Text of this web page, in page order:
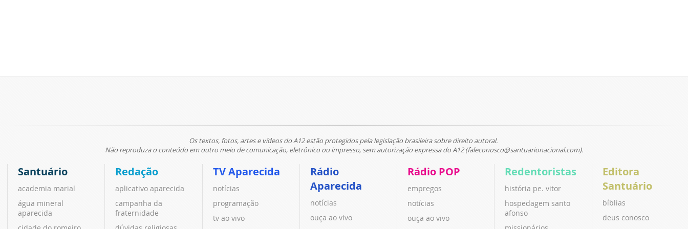
Os textos, fotos, artes e vídeos do A12 estão protegidos pela legislação brasileira sobre direito autoral.
Não reproduza o conteúdo em outro meio de comunicação, eletrônico ou impresso, sem autorização expressa do A12 (faleconosco@santuarionacional.com).
Santuário
academia marial
água mineral
aparecida
Redação
aplicativo aparecida
campanha da
fraternidade
TV Aparecida
notícias
programação
tv ao vivo
Rádio
Aparecida
notícias
ouça ao vivo
Rádio POP
empregos
notícias
ouça ao vivo
Redentoristas
história pe. vitor
hospedagem santo
afonso
Editora
Santuário
bíblias
deus conosco